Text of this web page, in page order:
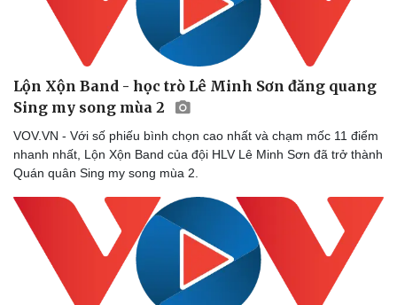
Sức khỏe
Dinh dưỡng - món ngon
Cây thuốc
Đời sống
Blog
Lộn Xộn Band - học trò Lê Minh Sơn đăng quang
Sing my song mùa 2
VOV.VN - Với số phiếu bình chọn cao nhất và chạm mốc 11 điểm
nhanh nhất, Lộn Xộn Band của đội HLV Lê Minh Sơn đã trở thành
Quán quân Sing my song mùa 2.